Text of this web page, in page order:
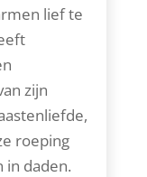
lief te
zijn
roeping
in daden.